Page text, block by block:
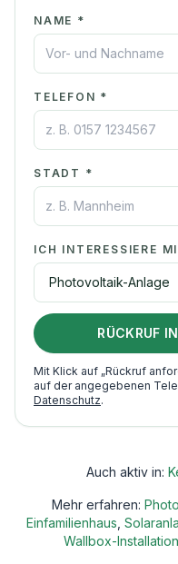
NAME *
TELEFON *
STADT *
ICH INTERESSIERE
RÜCKRUF
Mit Klick auf „Rückruf
auf der angegebenen
Datenschutz.
Auch aktiv in:
Mehr erfahren:
Einfamilienhaus
Wallbox-Installation